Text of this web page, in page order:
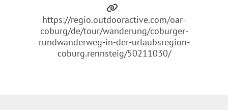
https://regio.outdooractive.com/oar-
coburg/de/tour/wanderung/coburger-
rundwanderweg-in-der-urlaubsregion-
coburg.rennsteig/50211030/